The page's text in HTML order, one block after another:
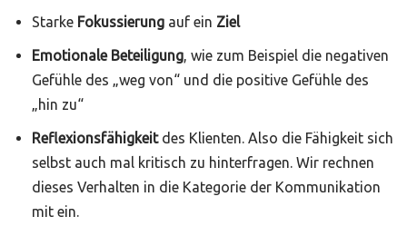
Starke Fokussierung auf ein Ziel
Emotionale Beteiligung, wie zum Beispiel die negativen
Gefühle des „weg von“ und die positive Gefühle des
„hin zu“
Reflexionsfähigkeitdes Klienten. Also die Fähigkeit sich
selbst auch mal kritisch zu hinterfragen. Wir rechnen
dieses Verhalten in die Kategorie der Kommunikation
mit ein.